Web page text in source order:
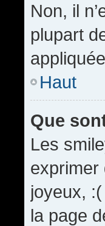
Non, il
plupart
Haut
Que
Les
exprimer
joyeux,
la page